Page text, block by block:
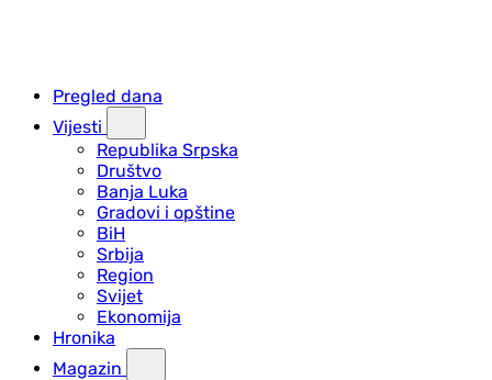
Pregled dana
Vijesti
Republika Srpska
Društvo
Banja Luka
Gradovi i opštine
BiH
Srbija
Region
Svijet
Ekonomija
Hronika
Magazin